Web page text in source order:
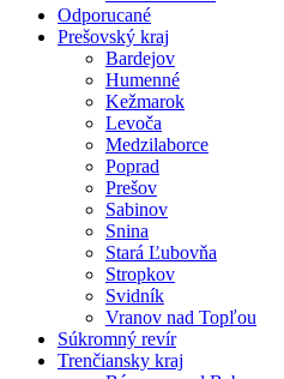
Odporucané
Prešovský kraj
Bardejov
Humenné
Kežmarok
Levoča
Medzilaborce
Poprad
Prešov
Sabinov
Snina
Stará Ľubovňa
Stropkov
Svidník
Vranov nad Topľou
Súkromný revír
Trenčiansky kraj